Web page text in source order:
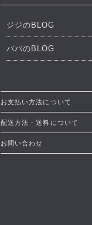
ジジのBLOG
ババのBLOG
お支払い方法について
配送方法・送料について
お問い合わせ